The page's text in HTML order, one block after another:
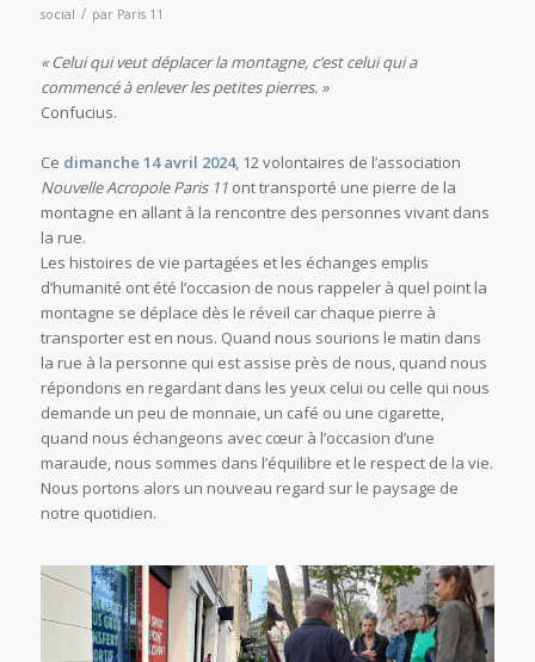
social / par Paris 11
« Celui qui veut déplacer la montagne, c’est celui qui a
commencé à enlever les petites pierres. »
Confucius.
Ce dimanche 14 avril 2024, 12 volontaires de l’association
Nouvelle Acropole Paris 11ont transporté une pierre de la
montagne en allant à la rencontre des personnes vivant dans
la rue.
Les histoires de vie partagées et les échanges emplis
d’humanité ont été l’occasion de nous rappeler à quel point la
montagne se déplace dès le réveil car chaque pierre à
transporter est en nous. Quand nous sourions le matin dans
la rue à la personne qui est assise près de nous, quand nous
répondons en regardant dans les yeux celui ou celle qui nous
demande un peu de monnaie, un café ou une cigarette,
quand nous échangeons avec cœur à l’occasion d’une
maraude, nous sommes dans l’équilibre et le respect de la vie.
Nous portons alors un nouveau regard sur le paysage de
notre quotidien.